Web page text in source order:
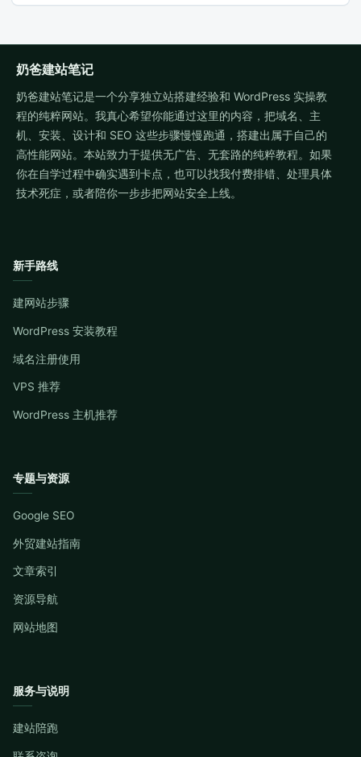
奶爸建站笔记
奶爸建站笔记是一个分享独立站搭建经验和 WordPress 实操教
程的纯粹网站。我真心希望你能通过这里的内容，把域名、主
机、安装、设计和 SEO 这些步骤慢慢跑通，搭建出属于自己的
高性能网站。本站致力于提供无广告、无套路的纯粹教程。如果
你在自学过程中确实遇到卡点，也可以找我付费排错、处理具体
技术死症，或者陪你一步步把网站安全上线。
新手路线
建网站步骤
WordPress 安装教程
域名注册使用
VPS 推荐
WordPress 主机推荐
专题与资源
Google SEO
外贸建站指南
文章索引
资源导航
网站地图
服务与说明
建站陪跑